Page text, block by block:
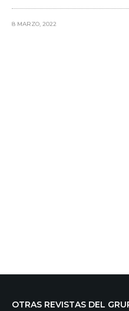
8 MARZO, 2022
OTRAS REVISTAS DEL